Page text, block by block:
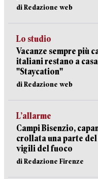
di Redazione web
Lo studio
Vacanze sempre più
italiani restano a
"Staycation"
di Redazione web
L’allarme
Campi Bisenzio,
crollata una parte
vigili del fuoco
di Redazione Firenze